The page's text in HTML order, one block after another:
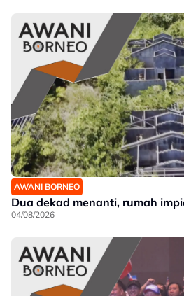
AWANI BORNEO
Dua dekad menanti, rumah
04/08/2026